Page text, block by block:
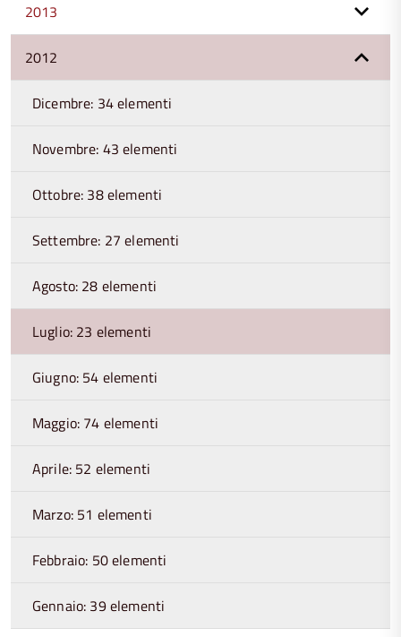
2013
2012
Dicembre: 34 elementi
Novembre: 43 elementi
Ottobre: 38 elementi
Settembre: 27 elementi
Agosto: 28 elementi
Luglio: 23 elementi
Giugno: 54 elementi
Maggio: 74 elementi
Aprile: 52 elementi
Marzo: 51 elementi
Febbraio: 50 elementi
Gennaio: 39 elementi